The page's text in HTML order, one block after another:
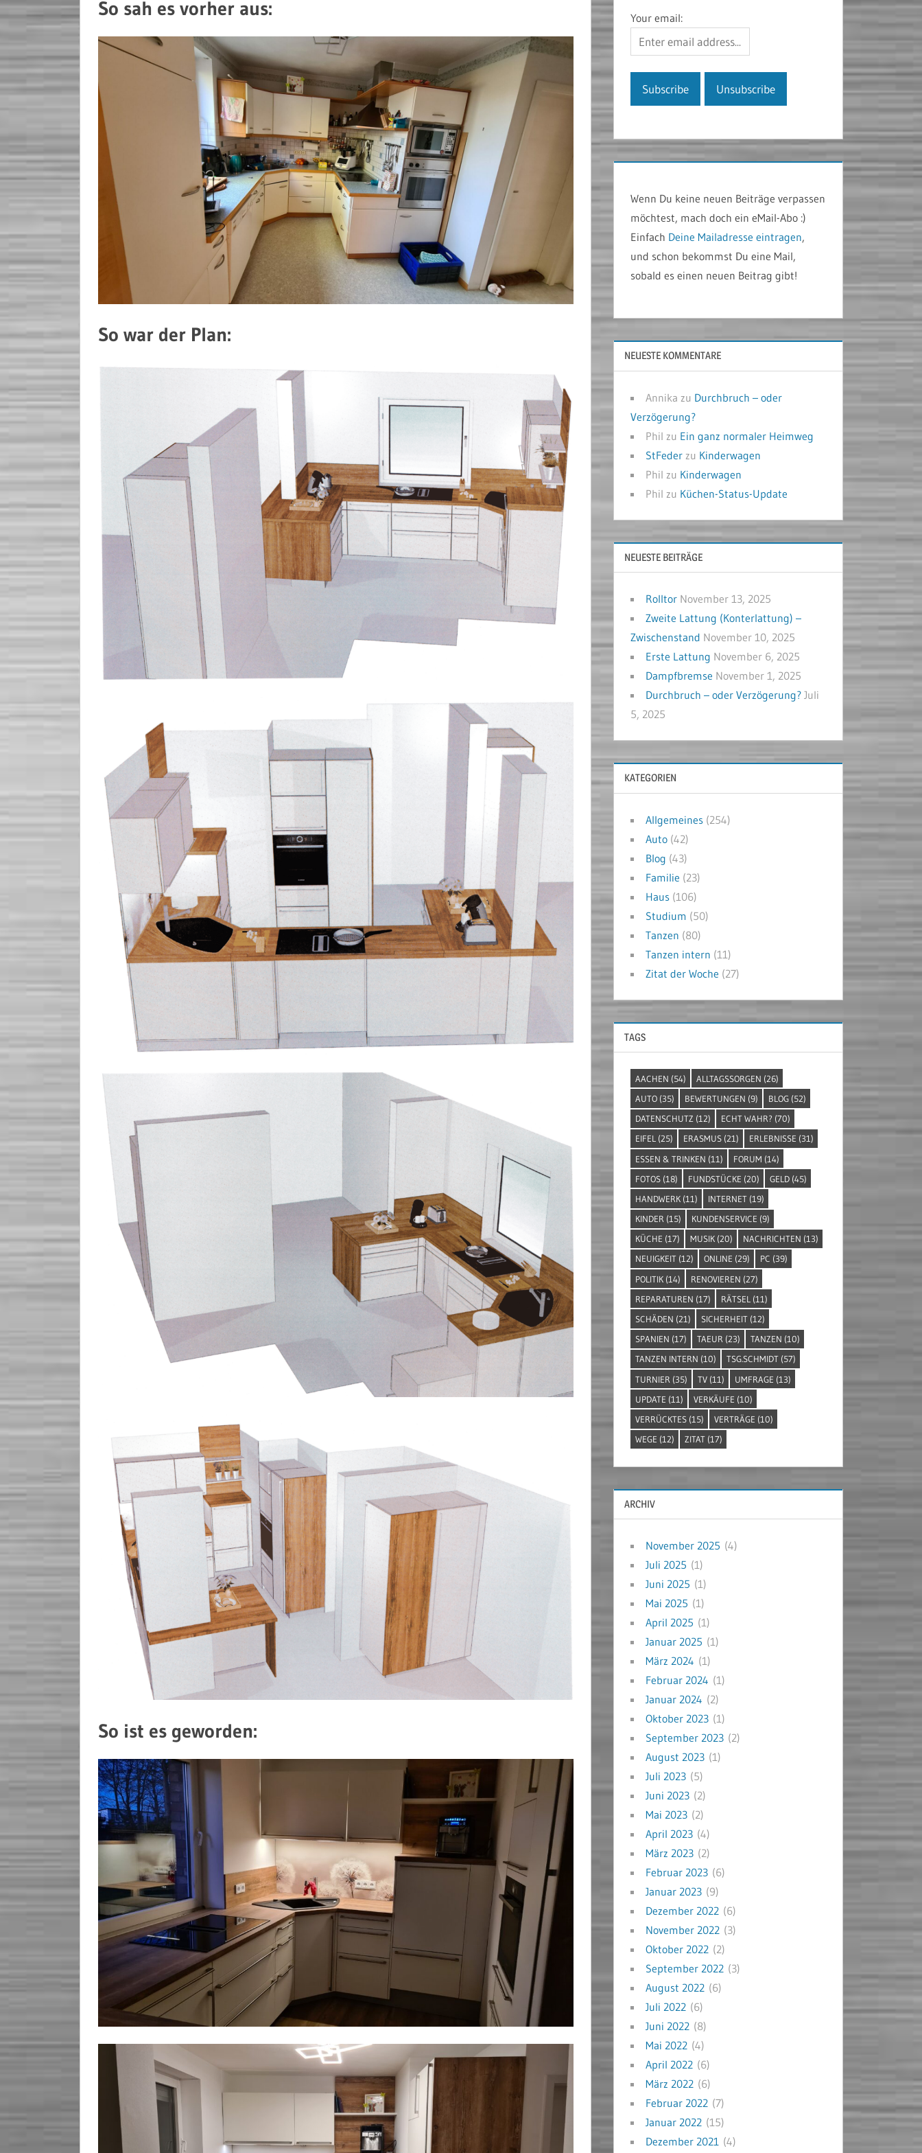
So sah es vorher aus:
So war der Plan:
So ist es geworden:
Your email:
Wenn Du keine neuen Beiträge verpassen
möchtest, mach doch ein eMail-Abo :)
Einfach Deine Mailadresse eintragen,
und schon bekommst Du eine Mail,
sobald es einen neuen Beitrag gibt!
NEUESTE KOMMENTARE
Annika zu Durchbruch – oder
Verzögerung?
Phil zu Ein ganz normaler Heimweg
StFeder zu Kinderwagen
Phil zu Kinderwagen
Phil zu Küchen-Status-Update
NEUESTE BEITRÄGE
Rolltor November 13, 2025
Zweite Lattung (Konterlattung) –
Zwischenstand November 10, 2025
Erste Lattung November 6, 2025
Dampfbremse November 1, 2025
Durchbruch – oder Verzögerung? Juli
5, 2025
KATEGORIEN
Allgemeines (254)
Auto (42)
Blog (43)
Familie (23)
Haus (106)
Studium (50)
Tanzen (80)
Tanzen intern (11)
Zitat der Woche (27)
TAGS
AACHEN (54) ALLTAGSSORGEN (26)
AUTO(35) BEWERTUNGEN (9) BLOG(52)
DATENSCHUTZ (12) ECHT WAHR? (70)
EIFEL(25) ERASMUS(21) ERLEBNISSE (31)
ESSEN & TRINKEN (11) FORUM (14)
FOTOS(18) FUNDSTÜCKE (20) GELD(45)
HANDWERK(11) INTERNET(19)
KINDER (15) KUNDENSERVICE (9)
KÜCHE (17) MUSIK(20) NACHRICHTEN (13)
NEUIGKEIT(12) ONLINE (29) PC (39)
POLITIK(14) RENOVIEREN (27)
REPARATUREN (17) RÄTSEL (11)
SCHÄDEN (21) SICHERHEIT(12)
SPANIEN (17) TAEUR(23) TANZEN (10)
TANZEN INTERN (10) TSG.SCHMIDT(57)
TURNIER (35) TV(11) UMFRAGE (13)
UPDATE (11) VERKÄUFE (10)
VERRÜCKTES(15) VERTRÄGE (10)
WEGE (12) ZITAT(17)
ARCHIV
November 2025 (4)
Juli 2025 (1)
Juni 2025 (1)
Mai 2025 (1)
April 2025 (1)
Januar 2025 (1)
März 2024 (1)
Februar 2024 (1)
Januar 2024 (2)
Oktober 2023 (1)
September 2023 (2)
August 2023 (1)
Juli 2023 (5)
Juni 2023 (2)
Mai 2023 (2)
April 2023 (4)
März 2023 (2)
Februar 2023 (6)
Januar 2023 (9)
Dezember 2022 (6)
November 2022 (3)
Oktober 2022 (2)
September 2022 (3)
August 2022 (6)
Juli 2022 (6)
Juni 2022 (8)
Mai 2022 (4)
April 2022 (6)
März 2022 (6)
Februar 2022 (7)
Januar 2022 (15)
Dezember 2021 (4)